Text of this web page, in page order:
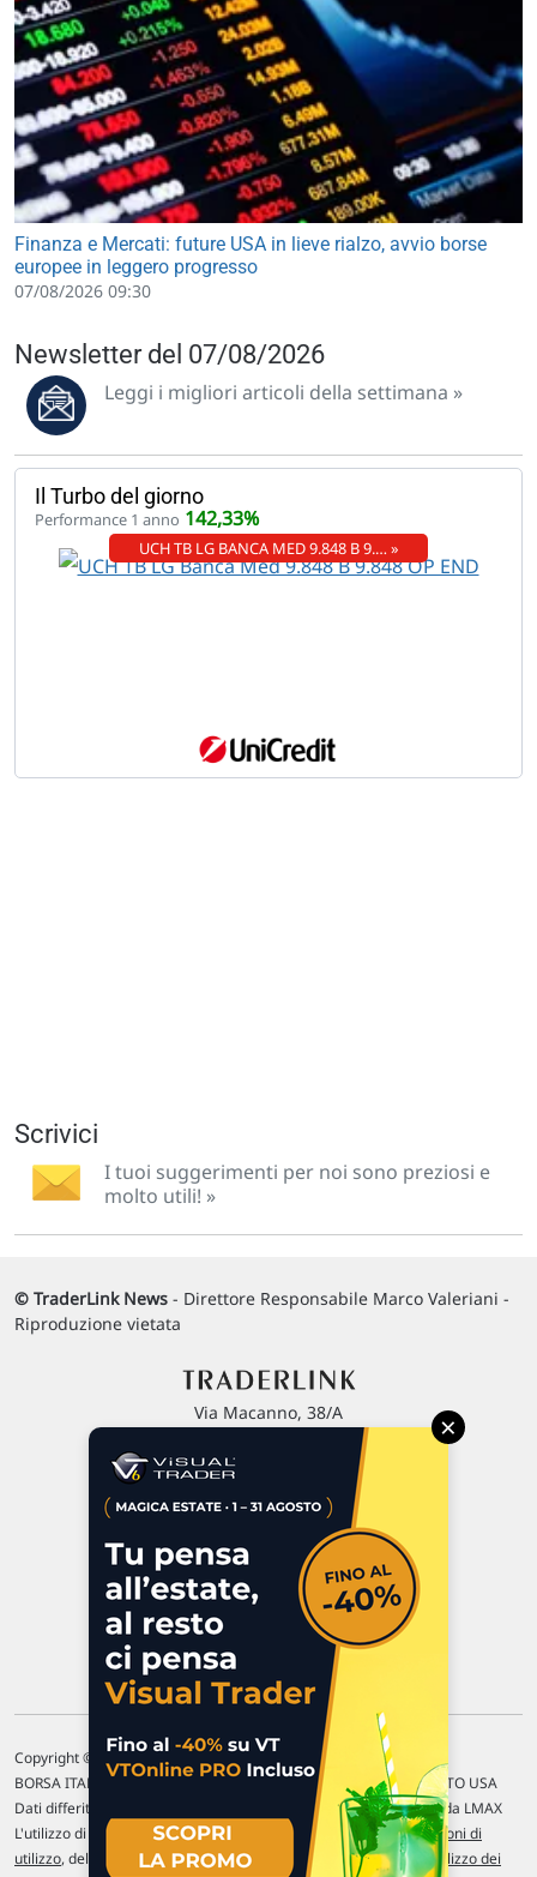
Finanza e Mercati: future USA in lieve rialzo, avvio borse
europee in leggero progresso
07/08/2026 09:30
Newsletter del 07/08/2026
Leggi i migliori articoli della settimana »
Il Turbo del giorno
Performance 1 anno 142,33%
UCH TB LG BANCA MED 9.848 B 9.… »
Scrivici
I tuoi suggerimenti per noi sono preziosi e
molto utili! »
© TraderLink News - Direttore Responsabile Marco Valeriani -
Riproduzione vietata
Via Macanno, 38/A
P.IVA 02 452 460 401
Commenti e segnalazioni
Contattaci
Copyright © 1996-2026 Traderlink Italia s.r.l.
BORSA ITALIANA Quotazioni di borsa differite di 15 min. / MERCATO USA
Dati differiti di 15 min. (fonte Intrinio) / FOREX Quotazioni fornite da LMAX
L'utilizzo di questo sito implica l'accettazione delle nostre Condizioni di
utilizzo, del Disclaimer MAR, dellePolitiche sulla privacye dell' Utilizzo dei
×